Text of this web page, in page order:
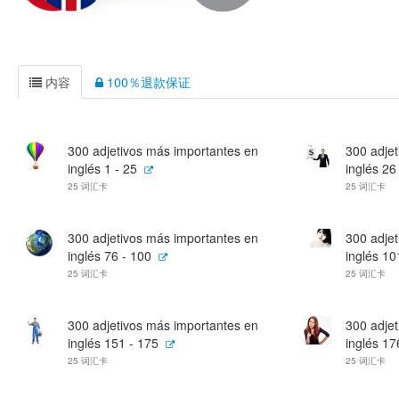
内容 100％退款保证
300 adjetivos más importantes en
inglés 1 - 25
25 词汇卡
300
inglés
25 词汇卡
300 adjetivos más importantes en
inglés 76 - 100
25 词汇卡
300
inglés
25 词汇卡
300 adjetivos más importantes en
inglés 151 - 175
25 词汇卡
300
inglés
25 词汇卡